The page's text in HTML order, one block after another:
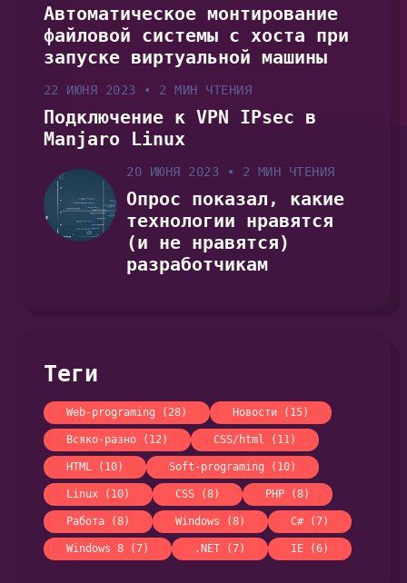
Автоматическое монтирование
файловой системы с хоста при
запуске виртуальной машины
22 ИЮНЯ 2023 • 2 МИН ЧТЕНИЯ
Подключение к VPN IPsec в
Manjaro Linux
20 ИЮНЯ 2023 • 2 МИН ЧТЕНИЯ
Опрос показал, какие
технологии нравятся
(и не нравятся)
разработчикам
Теги
Web-programing (28) Новости (15)
Всяко-разно (12) CSS/html (11)
HTML (10) Soft-programing (10)
Linux (10) CSS (8) PHP (8)
Работа (8) Windows (8) C# (7)
Windows 8 (7) .NET (7) IE (6)